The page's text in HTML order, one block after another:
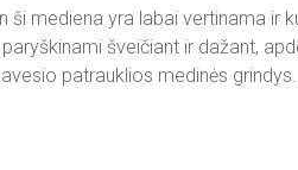
mediena yra labai vertinama ir
šveičiant ir dažant,
patrauklios medinės grindys.